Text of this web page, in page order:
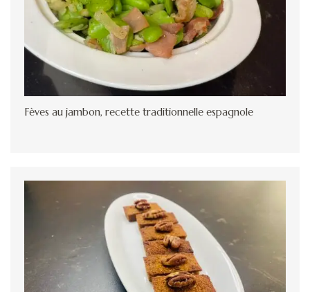
Fèves au jambon, recette traditionnelle espagnole